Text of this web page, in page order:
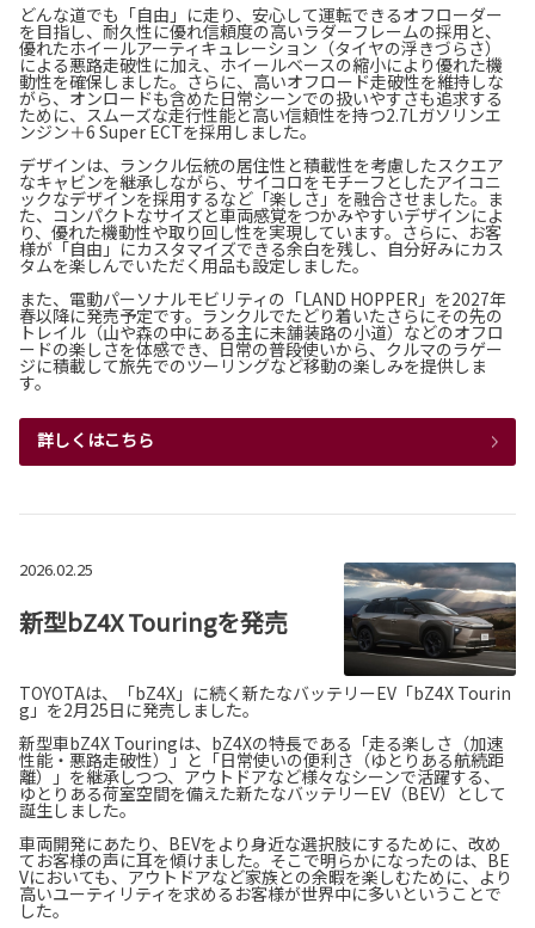
どんな道でも「自由」に走り、安心して運転できるオフローダー
を目指し、耐久性に優れ信頼度の高いラダーフレームの採用と、
優れたホイールアーティキュレーション（タイヤの浮きづらさ）
による悪路走破性に加え、ホイールベースの縮小により優れた機
動性を確保しました。さらに、高いオフロード走破性を維持しな
がら、オンロードも含めた日常シーンでの扱いやすさも追求する
ために、スムーズな走行性能と高い信頼性を持つ2.7Lガソリンエ
ンジン＋6 Super ECTを採用しました。
デザインは、ランクル伝統の居住性と積載性を考慮したスクエア
なキャビンを継承しながら、サイコロをモチーフとしたアイコニ
ックなデザインを採用するなど「楽しさ」を融合させました。ま
た、コンパクトなサイズと車両感覚をつかみやすいデザインによ
り、優れた機動性や取り回し性を実現しています。さらに、お客
様が「自由」にカスタマイズできる余白を残し、自分好みにカス
タムを楽しんでいただく用品も設定しました。
また、電動パーソナルモビリティの「LAND HOPPER」を2027年
春以降に発売予定です。ランクルでたどり着いたさらにその先の
トレイル（山や森の中にある主に未舗装路の小道）などのオフロ
ードの楽しさを体感でき、日常の普段使いから、クルマのラゲー
ジに積載して旅先でのツーリングなど移動の楽しみを提供しま
す。
詳しくはこちら
2026.02.25
新型bZ4X Touringを発売
TOYOTAは、「bZ4X」に続く新たなバッテリーEV「bZ4X Tourin
g」を2月25日に発売しました。
新型車bZ4X Touringは、bZ4Xの特長である「走る楽しさ（加速
性能・悪路走破性）」と「日常使いの便利さ（ゆとりある航続距
離）」を継承しつつ、アウトドアなど様々なシーンで活躍する、
ゆとりある荷室空間を備えた新たなバッテリーEV（BEV）として
誕生しました。
車両開発にあたり、BEVをより身近な選択肢にするために、改め
てお客様の声に耳を傾けました。そこで明らかになったのは、BE
Vにおいても、アウトドアなど家族との余暇を楽しむために、より
高いユーティリティを求めるお客様が世界中に多いということで
した。